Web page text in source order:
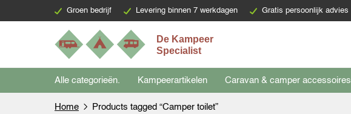
Groen bedrijf Levering binnen 7 werkdagen Gratis persoonlijk advies
Alle categorieën. Kampeerartikelen Caravan & camper accessoires
Home Products tagged “Camper toilet”